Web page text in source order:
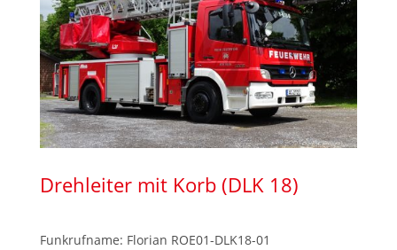
Drehleiter mit Korb (DLK 18)
Funkrufname: Florian ROE01-DLK18-01